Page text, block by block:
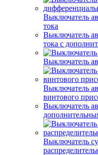
Выключатель
тока
Выключатель
тока с
Выключатель
Выключатель
винтового
Выключатель
Выключатель